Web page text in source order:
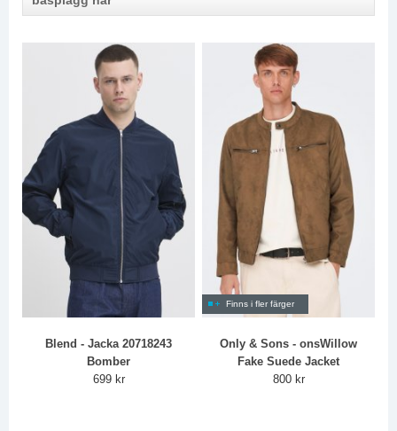
Blend - Jacka 20718243
Bomber
699 kr
Finns i fler färger
Only & Sons - onsWillow
Fake Suede Jacket
800 kr